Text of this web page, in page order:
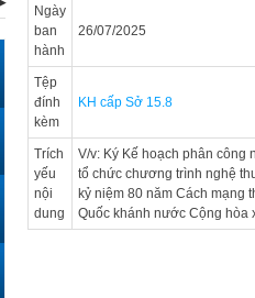
Ngày
ban
hành
26/07/2025
Tệp
đính
kèm
KH cấp Sở 15.8
Trích
yếu
nội
dung
V/v: Ký Kế hoạch phân công
tổ chức chương trình nghệ
kỷ niệm 80 năm Cách mạng
Quốc khánh nước Cộng hòa